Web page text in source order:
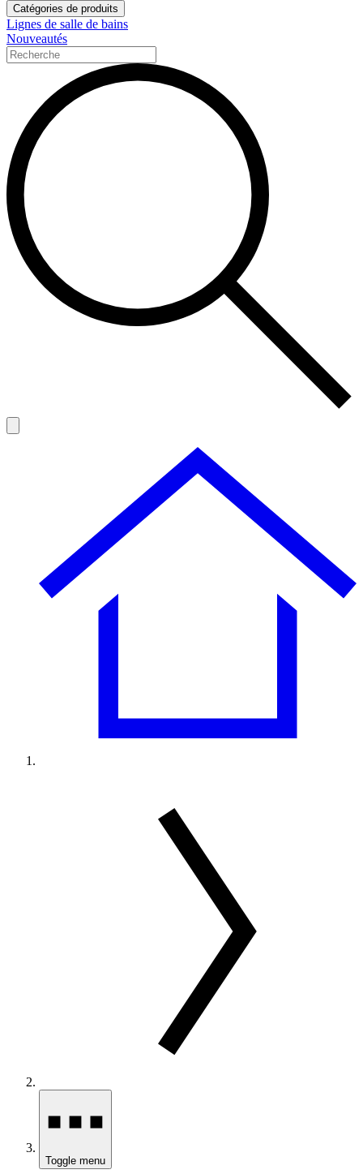
Catégories de produits
Lignes de salle de bains
Nouveautés
Toggle menu